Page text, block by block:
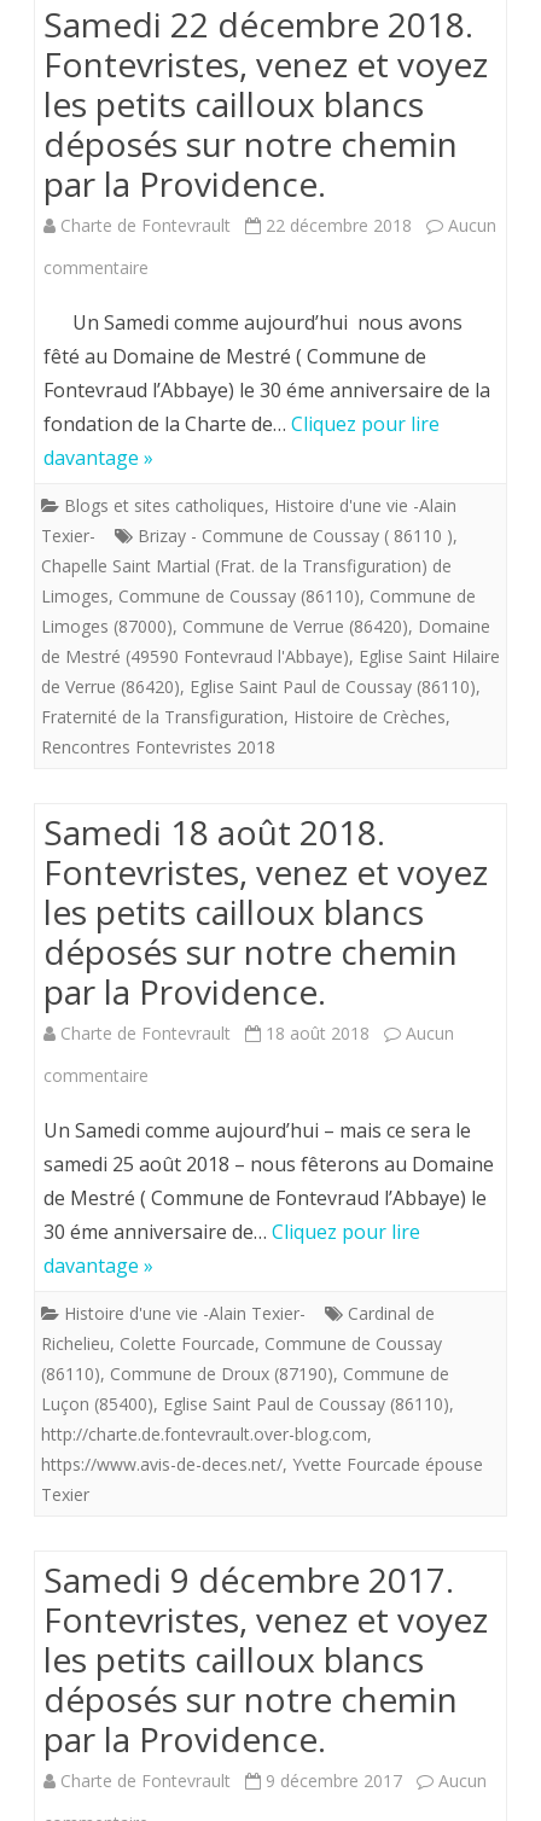
Samedi 22 décembre 2018.
Fontevristes, venez et voyez
les petits cailloux blancs
déposés sur notre chemin
par la Providence.
Charte de Fontevrault 22 décembre 2018
Aucun
commentaire
22
décembre
2018.
et
voyez
les
petits
déposés
sur
notre
chemin
par
la
Un Samedi comme aujourd’hui nous avons
fêté au Domaine de Mestré ( Commune de
Fontevraud l’Abbaye) le 30 éme anniversaire de la
fondation de la Charte de… Cliquez pour lire
davantage »
Blogs et sites catholiques, Histoire d'une vie -Alain
Texier-
Brizay - Commune de Coussay ( 86110 ),
Chapelle Saint Martial (Frat. de la Transfiguration) de
Limoges, Commune de Coussay (86110), Commune de
Limoges (87000), Commune de Verrue (86420), Domaine
de Mestré (49590 Fontevraud l'Abbaye), Eglise Saint Hilaire
de Verrue (86420), Eglise Saint Paul de Coussay (86110),
Fraternité de la Transfiguration, Histoire de Crèches,
Rencontres Fontevristes 2018
Samedi 18 août 2018.
Fontevristes, venez et voyez
les petits cailloux blancs
déposés sur notre chemin
par la Providence.
Charte de Fontevrault 18 août 2018
Aucun
commentaire
18
août
2018.
et
voyez
les
blancs
déposés
sur
notre
chemin
par
Un Samedi comme aujourd’hui – mais ce sera le
samedi 25 août 2018 – nous fêterons au Domaine
de Mestré ( Commune de Fontevraud l’Abbaye) le
30 éme anniversaire de… Cliquez pour lire
davantage »
Histoire d'une vie -Alain Texier-
Cardinal de
Richelieu, Colette Fourcade, Commune de Coussay
(86110), Commune de Droux (87190), Commune de
Luçon (85400), Eglise Saint Paul de Coussay (86110),
http://charte.de.fontevrault.over-blog.com,
https://www.avis-de-deces.net/, Yvette Fourcade épouse
Texier
Samedi 9 décembre 2017.
Fontevristes, venez et voyez
les petits cailloux blancs
déposés sur notre chemin
par la Providence.
Charte de Fontevrault 9 décembre 2017
Aucun